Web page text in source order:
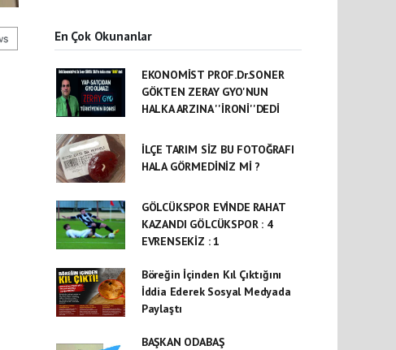
En Çok Okunanlar
EKONOMİST PROF.Dr.SONER
GÖKTEN ZERAY GYO'NUN
HALKA ARZINA ''İRONİ''DEDİ
İLÇE TARIM SİZ BU FOTOĞRAFI
HALA GÖRMEDİNİZ Mİ ?
GÖLCÜKSPOR EVİNDE RAHAT
KAZANDI GÖLCÜKSPOR : 4
EVRENSEKİZ : 1
Böreğin İçinden Kıl Çıktığını
İddia Ederek Sosyal Medyada
Paylaştı
BAŞKAN ODABAŞ